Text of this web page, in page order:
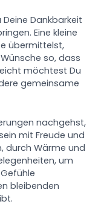
Dankbarkeit
Eine kleine
übermittelst,
so, dass
möchtest Du
gemeinsame
nachgehst,
mit Freude und
durch Wärme und
um
bleibenden